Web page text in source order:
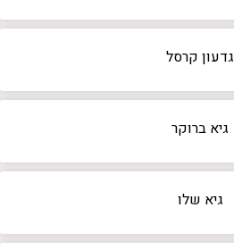
גדעון קרסל
גיא ברוקר
גיא שלו